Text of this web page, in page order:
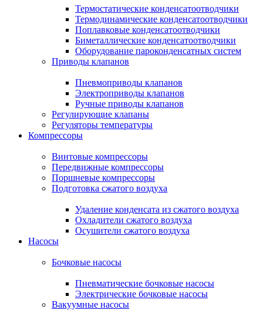
Термостатические конденсатоотводчики
Термодинамические конденсатоотводчики
Поплавковые конденсатоотводчики
Биметаллические конденсатоотводчики
Оборудование пароконденсатных систем
Приводы клапанов
Пневмоприводы клапанов
Электроприводы клапанов
Ручные приводы клапанов
Регулирующие клапаны
Регуляторы температуры
Компрессоры
Винтовые компрессоры
Передвижные компрессоры
Поршневые компрессоры
Подготовка сжатого воздуха
Удаление конденсата из сжатого воздуха
Охладители сжатого воздуха
Осушители сжатого воздуха
Насосы
Бочковые насосы
Пневматические бочковые насосы
Электрические бочковые насосы
Вакуумные насосы